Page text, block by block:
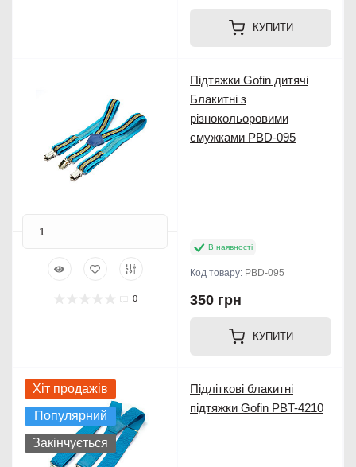
КУПИТИ
0
Підтяжки Gofin дитячі
Блакитні з
різнокольоровими
смужками PBD-095
В наявності
Код товару: PBD-095
350 грн
КУПИТИ
Хіт продажів
Популярний
Закінчується
Підліткові блакитні
підтяжки Gofin PBT-4210